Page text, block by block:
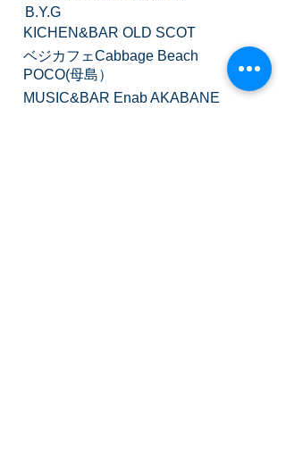
B.Y.G
KICHEN&BAR OLD SCOT
​ベジカフェCabbage Beach
POCO(母島）
MUSIC&BAR Enab AKABANE